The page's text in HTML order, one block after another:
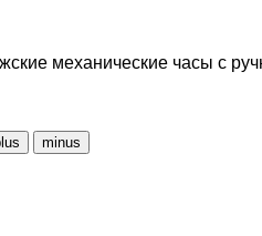
механические часы с